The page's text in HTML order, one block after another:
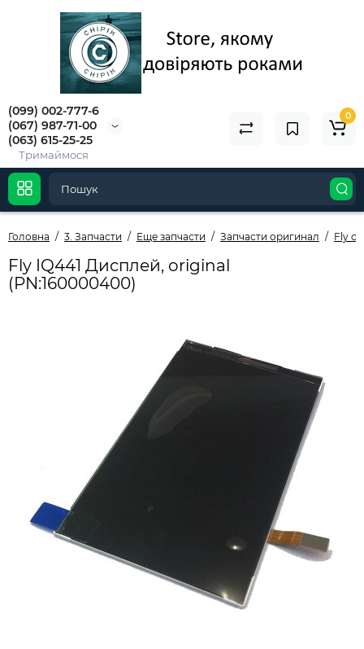
(099) 002-777-6
(067) 987-71-00
(063) 615-25-25
Тримаймося
0
Головна 3. Запчасти Еще запчасти Запчасти оригинал Fly
Fly IQ441 Дисплей, original
(PN:160000400)